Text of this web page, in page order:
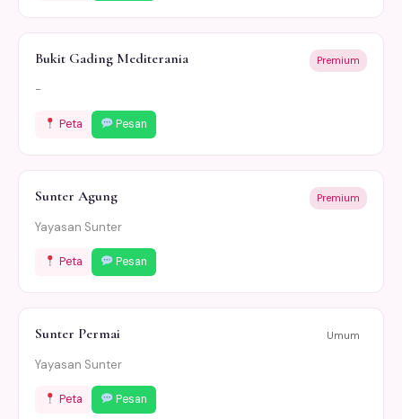
Bukit Gading Mediterania Premium
-
Peta Pesan
Sunter Agung Premium
Yayasan Sunter
Peta Pesan
Sunter Permai Umum
Yayasan Sunter
Peta Pesan